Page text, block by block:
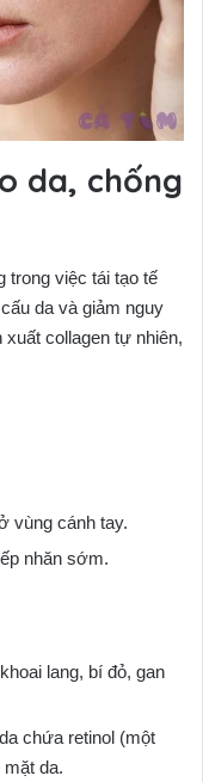
da, chống
trong việc tái tạo tế
da và giảm nguy
collagen tự nhiên,
vùng cánh tay.
nhăn sớm.
lang, bí đỏ, gan
chứa retinol (một
mặt da.